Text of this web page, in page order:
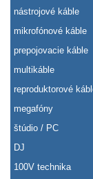
nástrojové káble
mikrofónové káble
prepojovacie káble
multikáble
reproduktorové
megafóny
štúdio / PC
DJ
100V technika